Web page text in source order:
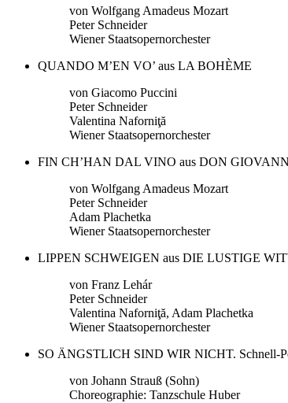
von Wolfgang Amadeus Mozart
Peter Schneider
Wiener Staatsopernorchester
QUANDO M’EN VO’ aus LA BOHÈME
von Giacomo Puccini
Peter Schneider
Valentina Naforniţă
Wiener Staatsopernorchester
FIN CH’HAN DAL VINO aus DON
von Wolfgang Amadeus Mozart
Peter Schneider
Adam Plachetka
Wiener Staatsopernorchester
LIPPEN SCHWEIGEN aus DIE LUSTIGE
von Franz Lehár
Peter Schneider
Valentina Naforniţă, Adam Plachetka
Wiener Staatsopernorchester
SO ÄNGSTLICH SIND WIR NICHT. Schnell-
von Johann Strauß (Sohn)
Choreographie: Tanzschule Huber